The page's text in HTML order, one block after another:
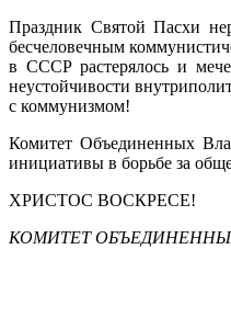
Праздник Святой Пасхи
бесчеловечным
в СССР растерялось и
неустойчивости
с коммуниз­мом!
Комитет Объединенных
инициативы в борьбе за
ХРИСТОС ВОСКРЕСЕ!
КОМИТЕТ